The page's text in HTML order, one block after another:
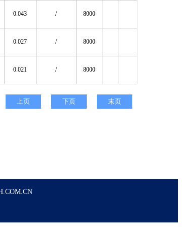
0.043 / 8000
0.027 / 8000
0.021 / 8000
上页 下页 末页